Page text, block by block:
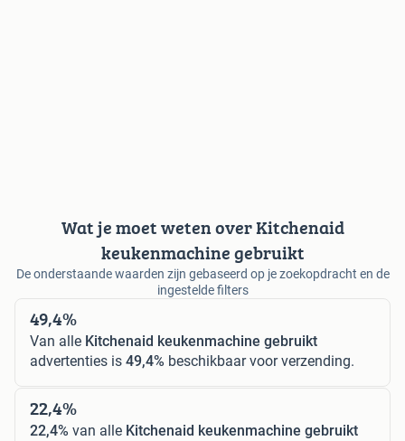
Wat je moet weten over Kitchenaid
keukenmachine gebruikt
De onderstaande waarden zijn gebaseerd op je zoekopdracht en de
ingestelde filters
49,4%
Van alle Kitchenaid keukenmachine gebruikt
advertenties is 49,4% beschikbaar voor verzending.
22,4%
22,4% van alle Kitchenaid keukenmachine gebruikt